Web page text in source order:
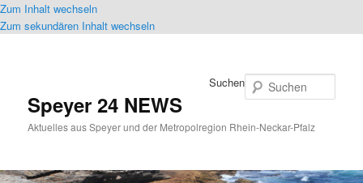
Zum Inhalt wechseln
Zum sekundären Inhalt wechseln
Speyer 24 NEWS
Aktuelles aus Speyer und der Metropolregion Rhein-Neckar-Pfalz
Suchen